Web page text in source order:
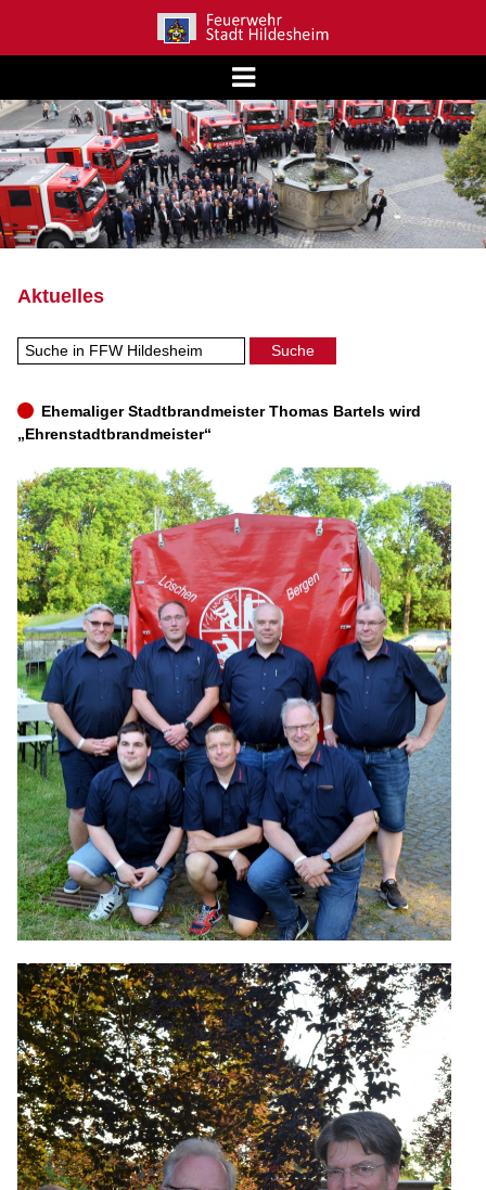
Aktuelles
Ehemaliger Stadtbrandmeister Thomas Bartels wird
„Ehrenstadtbrandmeister“